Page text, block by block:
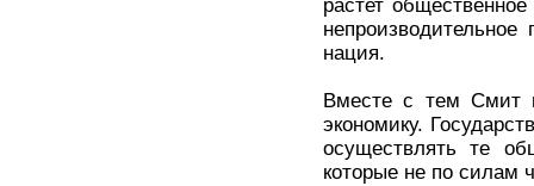
растет
нация.
Вместе с тем Смит
экономику.
осуществлять те
которые не по силам